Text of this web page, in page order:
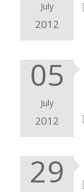
July
2012
05
July
2012
29